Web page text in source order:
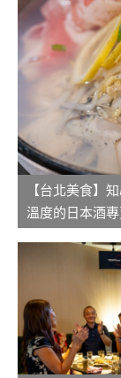
【台北美食】
溫度的日本酒